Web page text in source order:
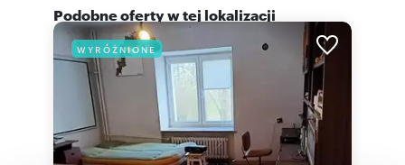
Podobne oferty w tej lokalizacji
WYRÓŻNIONE